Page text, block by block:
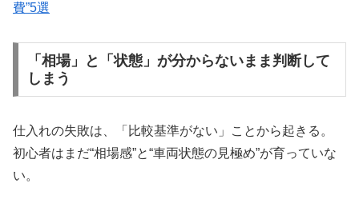
費”5選
「相場」と「状態」が分からないまま判断して
しまう
仕入れの失敗は、「比較基準がない」ことから起きる。
初心者はまだ“相場感”と“車両状態の見極め”が育っていな
い。